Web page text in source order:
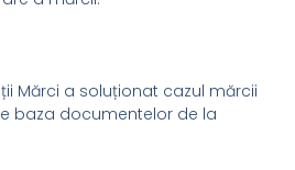
Mărci a soluționat cazul mărcii
baza documentelor de la